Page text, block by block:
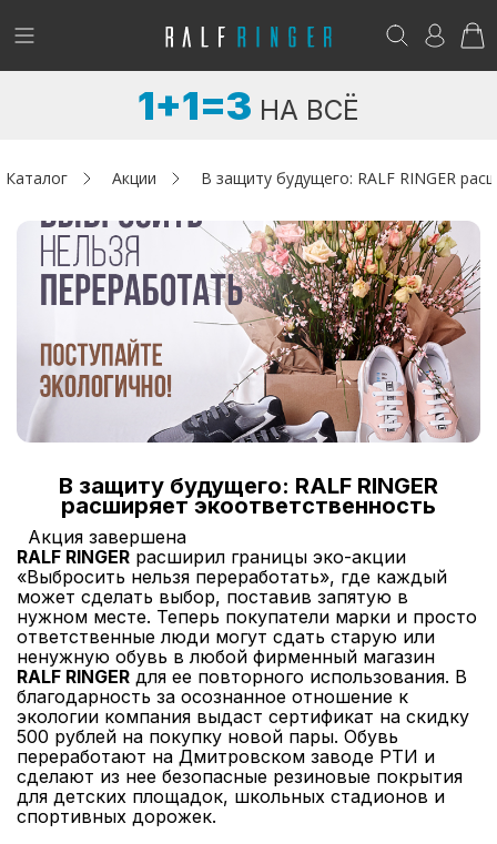
!
Женщинам
Мужчинам
Детям
Аутлет
Акции / Новости
Адреса магазинов
Москва
Да, все верно Изменить город
О компании
Возникли вопросы? - club@ralf.ru
1+1=3 НА ВСЁ
Каталог Акции В защиту будущего: RALF RINGER
В защиту будущего: RALF RINGER
расширяет экоответственность
Акция завершена
RALF RINGER расширил границы эко-акции
«Выбросить нельзя переработать», где каждый
может сделать выбор, поставив запятую в
нужном месте. Теперь покупатели марки и просто
ответственные люди могут сдать старую или
ненужную обувь в любой фирменный магазин
RALF RINGER для ее повторного использования. В
благодарность за осознанное отношение к
экологии компания выдаст сертификат на скидку
500 рублей на покупку новой пары. Обувь
переработают на Дмитровском заводе РТИ и
сделают из нее безопасные резиновые покрытия
для детских площадок, школьных стадионов и
спортивных дорожек.